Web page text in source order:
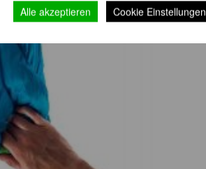
Alle akzeptieren Cookie Einstellungen